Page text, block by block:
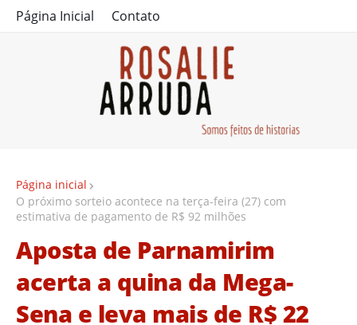
Página Inicial Contato
Página inicial
O próximo sorteio acontece na terça-feira (27) com
estimativa de pagamento de R$ 92 milhões
Aposta de Parnamirim
acerta a quina da Mega-
Sena e leva mais de R$ 22